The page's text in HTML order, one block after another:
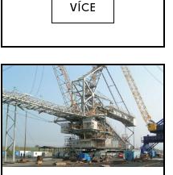
VÍCE